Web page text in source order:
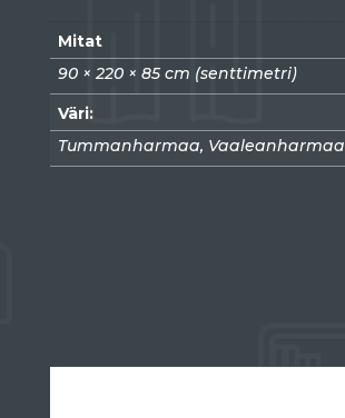
Mitat
90 × 220 × 85 cm (senttimetri)
Väri:
Tummanharmaa, Vaaleanharmaa